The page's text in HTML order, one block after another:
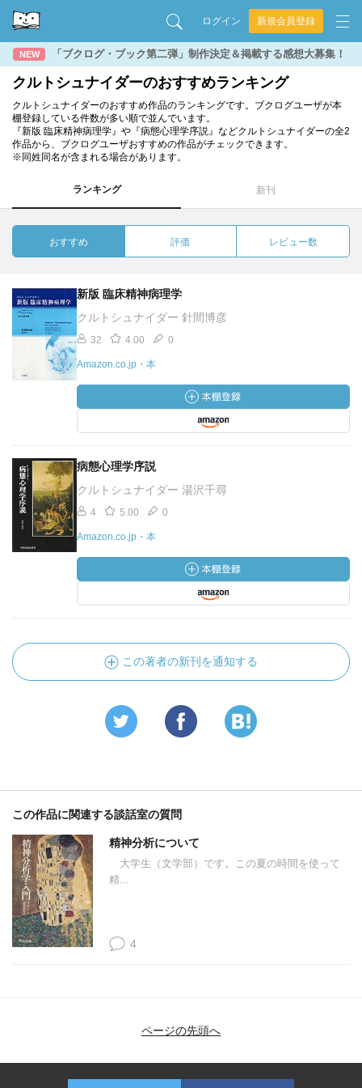
ログイン 新規会員登録
NEW 「ブクログ・ブック第二弾」制作決定＆掲載する感想大募集！
クルトシュナイダーのおすすめランキング
クルトシュナイダーのおすすめ作品のランキングです。ブクログユーザが本
棚登録している件数が多い順で並んでいます。
『新版 臨床精神病理学』や『病態心理学序説』などクルトシュナイダーの全2
作品から、ブクログユーザおすすめの作品がチェックできます。
※同姓同名が含まれる場合があります。
ランキング 新刊
おすすめ 評価 レビュー数
新版 臨床精神病理学
クルトシュナイダー 針間博彦
32 4.00 0
Amazon.co.jp・本
病態心理学序説
クルトシュナイダー 湯沢千尋
4 5.00 0
Amazon.co.jp・本
この著者の新刊を通知する
この作品に関連する談話室の質問
精神分析について
大学生（文学部）です。この夏の時間を使って
精...
4
ページの先頭へ